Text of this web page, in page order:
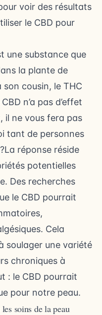
voir des résultats
le CBD pour
une substance que
la plante de
cousin, le THC
n’a pas d’effet
il ne vous fera pas
tant de personnes
réponse réside
potentielles
Des recherches
le CBD pourrait
Cela
soulager une variété
chroniques à
: le CBD pourrait
pour notre peau.
soins de la peau